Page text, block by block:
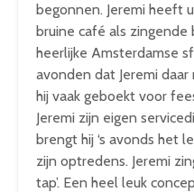
begonnen. Jeremi heeft
bruine café als zingende
heerlijke Amsterdamse
avonden dat Jeremi
hij vaak geboekt voor
Jeremi zijn eigen
brengt hij ‘s avonds het
zijn optredens. Jeremi
tap’. Een heel leuk